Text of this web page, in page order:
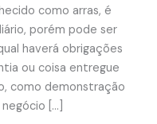
como arras, é
porém pode ser
haverá obrigações
ou coisa entregue
como demonstração
[…]